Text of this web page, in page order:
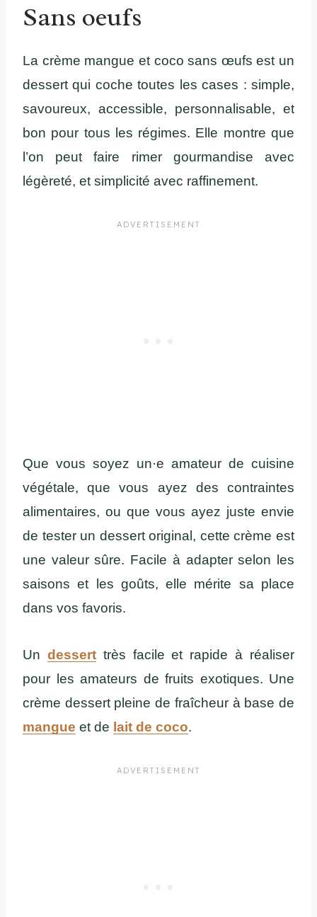
Sans oeufs
La crème mangue et coco sans œufs est un
dessert qui coche toutes les cases : simple,
savoureux, accessible, personnalisable, et
bon pour tous les régimes. Elle montre que
l’on peut faire rimer gourmandise avec
légèreté, et simplicité avec raffinement.
Que vous soyez un·e amateur de cuisine
végétale, que vous ayez des contraintes
alimentaires, ou que vous ayez juste envie
de tester un dessert original, cette crème est
une valeur sûre. Facile à adapter selon les
saisons et les goûts, elle mérite sa place
dans vos favoris.
Un desserttrès facile et rapide à réaliser
pour les amateurs de fruits exotiques. Une
crème dessert pleine de fraîcheur à base de
mangue et de lait de coco.